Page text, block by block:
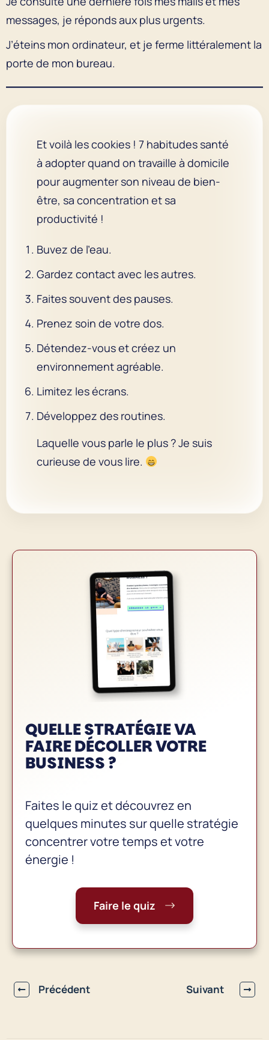
messages, je réponds aux plus urgents.
J’éteins mon ordinateur, et je ferme littéralement la
porte de mon bureau.
Et voilà les cookies ! 7 habitudes santé
à adopter quand on travaille à domicile
pour augmenter son niveau de bien-
être, sa concentration et sa
productivité !
Buvez de l’eau.
Gardez contact avec les autres.
Faites souvent des pauses.
Prenez soin de votre dos.
Détendez-vous et créez un
environnement agréable.
Limitez les écrans.
Développez des routines.
Laquelle vous parle le plus ? Je suis
curieuse de vous lire.
QUELLE STRATÉGIE VA
FAIREDÉCOLLER VOTRE
BUSINESS?
Faites le quiz et découvrez en
quelques minutes sur quelle stratégie
concentrer votre temps et votre
énergie !
Faire le quiz
Précédent Suivant